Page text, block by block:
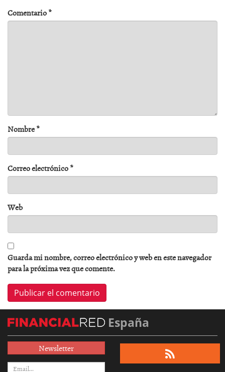
Comentario*
Nombre*
Correo electrónico*
Web
Guarda mi nombre, correo electrónico y web en este navegador
para la próxima vez que comente.
España
Newsletter